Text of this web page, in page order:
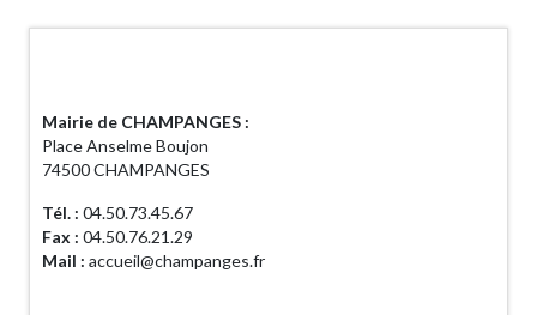
Mairie de CHAMPANGES :
Place Anselme Boujon
74500 CHAMPANGES
Tél. : 04.50.73.45.67
Fax : 04.50.76.21.29
Mail : accueil@champanges.fr